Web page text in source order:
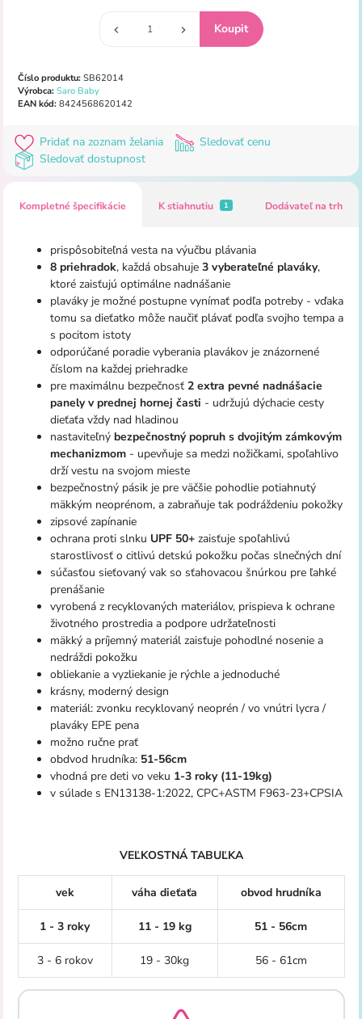
Číslo produktu:SB62014
Výrobca: Saro Baby
EAN kód:8424568620142
Pridať na zoznam želania
Sledovať cenu
Sledovať dostupnost
Kompletné špecifikácie K stiahnutiu 1 Dodávateľ na trh
prispôsobiteľná vesta na výučbu plávania
8 priehradok, každá obsahuje 3 vyberateľné plaváky,
ktoré zaisťujú optimálne nadnášanie
plaváky je možné postupne vynímať podľa potreby - vďaka
tomu sa dieťatko môže naučiť plávať podľa svojho tempa a
s pocitom istoty
odporúčané poradie vyberania plavákov je znázornené
číslom na každej priehradke
pre maximálnu bezpečnosť 2 extra pevné nadnášacie
panely v prednej hornej časti - udržujú dýchacie cesty
dieťaťa vždy nad hladinou
nastaviteľný bezpečnostný popruh s dvojitým zámkovým
mechanizmom- upevňuje sa medzi nožičkami, spoľahlivo
drží vestu na svojom mieste
bezpečnostný pásik je pre väčšie pohodlie potiahnutý
mäkkým neoprénom, a zabraňuje tak podráždeniu pokožky
zipsové zapínanie
ochrana proti slnku UPF 50+zaisťuje spoľahlivú
starostlivosť o citlivú detskú pokožku počas slnečných dní
súčasťou sieťovaný vak so sťahovacou šnúrkou pre ľahké
prenášanie
vyrobená z recyklovaných materiálov, prispieva k ochrane
životného prostredia a podpore udržateľnosti
mäkký a príjemný materiál zaisťuje pohodlné nosenie a
nedráždi pokožku
obliekanie a vyzliekanie je rýchle a jednoduché
krásny, moderný design
materiál: zvonku recyklovaný neoprén / vo vnútri lycra /
plaváky EPE pena
možno ručne prať
obdvod hrudníka: 51-56cm
vhodná pre deti vo veku 1-3 roky (11-19kg)
v súlade s EN13138-1:2022, CPC+ASTM F963-23+CPSIA
VEĽKOSTNÁ TABUĽKA
vek váha dieťaťa obvod hrudníka
1 - 3 roky 11 - 19 kg 51 - 56cm
3 - 6 rokov 19 - 30kg 56 - 61cm